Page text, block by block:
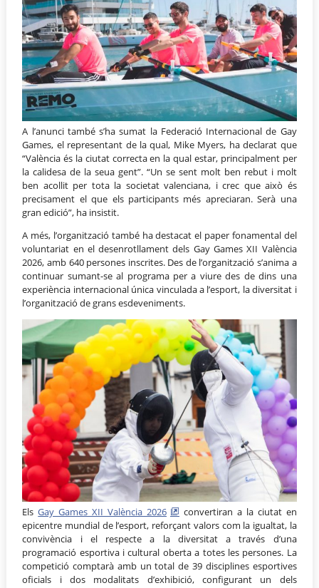
A l’anunci també s’ha sumat la Federació Internacional de Gay
Games, el representant de la qual, Mike Myers, ha declarat que
“València és la ciutat correcta en la qual estar, principalment per
la calidesa de la seua gent”. “Un se sent molt ben rebut i molt
ben acollit per tota la societat valenciana, i crec que això és
precisament el que els participants més apreciaran. Serà una
gran edició”, ha insistit.
A més, l’organització també ha destacat el paper fonamental del
voluntariat en el desenrotllament dels Gay Games XII València
2026, amb 640 persones inscrites. Des de l’organització s’anima a
continuar sumant-se al programa per a viure des de dins una
experiència internacional única vinculada a l’esport, la diversitat i
l’organització de grans esdeveniments.
ElsGay Games XII València 2026
convertiran a la ciutat en
epicentre mundial de l’esport, reforçant valors com la igualtat, la
convivència i el respecte a la diversitat a través d’una
programació esportiva i cultural oberta a totes les persones. La
competició comptarà amb un total de 39 disciplines esportives
oficials i dos modalitats d’exhibició, configurant un dels